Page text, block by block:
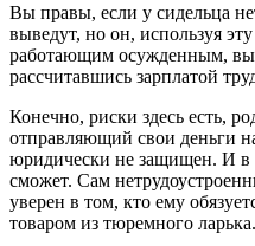
Вы правы, если у сидельца
выведут, но он, используя
работающим осужденным,
рассчитавшись зарплатой
Конечно, риски здесь есть,
отправляющий свои деньги
юридически не защищен. И в
сможет. Сам
уверен в том, кто ему
товаром из тюремного ларька.